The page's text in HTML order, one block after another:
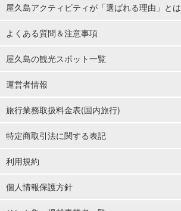
屋久島アクティビティが「選ばれる理由」とは
よくある質問＆注意事項
屋久島の観光スポット一覧
運営者情報
旅行業務取扱料金表(国内旅行)
特定商取引法に関する表記
利用規約
個人情報保護方針